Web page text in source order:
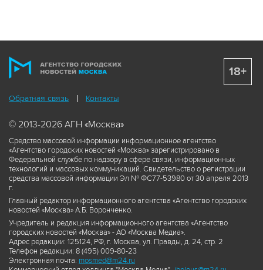
Обратная связь Контакты
© 2013-2026 АГН «Москва»
Средство массовой информации информационное агентство
«Агентство городских новостей «Москва» зарегистрировано в
Федеральной службе по надзору в сфере связи, информационных
технологий и массовых коммуникаций. Свидетельство о регистрации
средства массовой информации Эл № ФС77-53980 от 30 апреля 2013
г.
Главный редактор информационного агентства «Агентство городских
новостей «Москва» А.Б. Воронченко.
Учредитель и редакция информационного агентства «Агентство
городских новостей «Москва» - АО «Москва Медиа».
Адрес редакции: 125124, РФ, г. Москва, ул. Правды, д. 24, стр. 2
Телефон редакции: 8 (495) 009-80-23
Электронная почта: mosmed@m24.ru
18+